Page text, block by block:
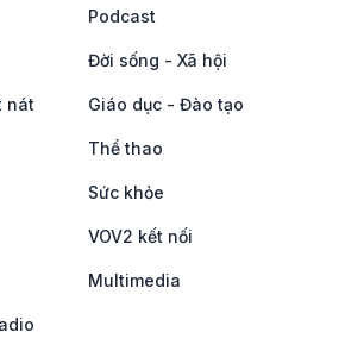
Podcast
Đời sống - Xã hội
nát Giáo dục - Đào tạo
Thể thao
Sức khỏe
VOV2 kết nối
Multimedia